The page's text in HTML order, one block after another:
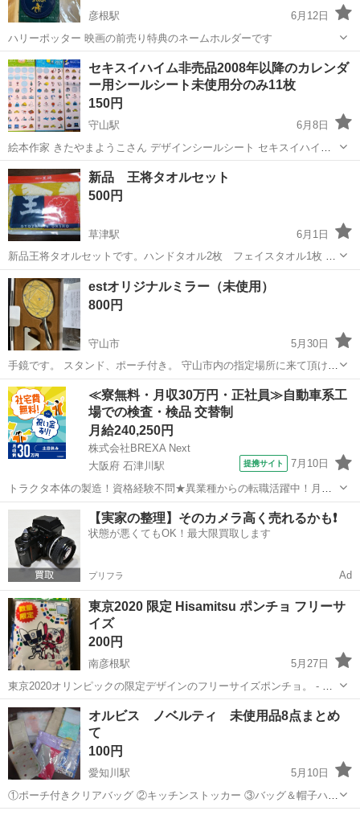
彦根駅
6月12日
ハリーポッター 映画の前売り特典のネームホルダーです
滋賀 彦根市 彦根駅 ノベルティグッズ ハリーポッター
セキスイハイム非売品2008年以降のカレンダ
ー用シールシート未使用分のみ11枚
150円
守山駅
6月8日
絵本作家 きたやまようこさん デザインシールシート セキスイハイム
非売品 2008年以降のカレンダー用シールシート未使用分のみ11枚分
◆貼ってしまってる部分は空白になっていますm(_ _)m とっても可愛
いシールです ...
滋賀 守山市 守山駅 ノベルティグッズ
新品 王将タオルセット
500円
草津駅
6月1日
新品王将タオルセットです。ハンドタオル2枚 フェイスタオル1枚 使
って頂ける方にお譲りします
滋賀 草津市 草津駅 ノベルティグッズ
estオリジナルミラー（未使用）
800円
守山市
5月30日
手鏡です。 スタンド、ポーチ付き。 守山市内の指定場所に来て頂ける
方、よろしくお願い致します。
滋賀 守山市 ノベルティグッズ
≪寮無料・月収30万円・正社員≫自動車系工
場での検査・検品 交替制
月給240,250円
株式会社BREXA Next
大阪府 石津川駅
提携サイト 7月10日
トラクタ本体の製造！資格経験不問★異業種からの転職活躍中！月収
例29万円以上！生活支援物資事前対応可◎即日入寮OK！寮費はずっと
無料＆備品付き1R寮完備！赴任旅費会社負担！工場まで無料送迎あり
◎《大阪府堺市》 人気の工場の...
大阪 堺市 石津川駅 その他
【実家の整理】そのカメラ高く売れるかも❗️
状態が悪くてもOK！最大限買取します
プリフラ Ad
東京2020 限定 Hisamitsu ポンチョ フリーサ
イズ
200円
南彦根駅
5月27日
東京2020オリンピックの限定デザインのフリーサイズポンチョ。 - ブ
ランド: Hisamitsu - モデル名: オリジナルポンチョ - サイズ: フリーサ
イズ（80cm x 112cm） - 数量限定: 数量限定
滋賀 彦根市 南彦根駅 ノベルティグッズ ポンチョ
オルビス ノベルティ 未使用品8点まとめ
て
100円
愛知川駅
5月10日
①ポーチ付きクリアバッグ ②キッチンストッカー ③バッグ＆帽子ハン
ガー ④クローゼットポケット ⑤ふろしき ⑥ガーゼタオル ⑦ポケット